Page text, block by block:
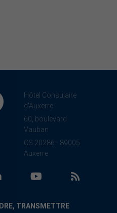
Hôtel Consulaire
d'Auxerre
60, boulevard
Vauban
CS 20286 - 89005
Auxerre
TRANSMETTRE